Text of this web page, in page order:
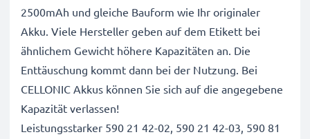
2500mAh und gleiche Bauform wie Ihr originaler
Akku. Viele Hersteller geben auf dem Etikett bei
ähnlichem Gewicht höhere Kapazitäten an. Die
Enttäuschung kommt dann bei der Nutzung. Bei
CELLONIC Akkus können Sie sich auf die angegebene
Kapazität verlassen!
Leistungsstarker 590 21 42-02, 590 21 42-03, 590 81